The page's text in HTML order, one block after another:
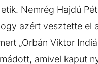
Nemrég Hajdú
azért vesztette el
„Orbán Viktor
amivel kaput